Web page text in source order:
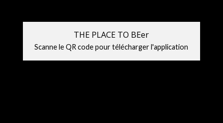
THE PLACE TO BEer
Scanne le QR code pour télécharger l'application